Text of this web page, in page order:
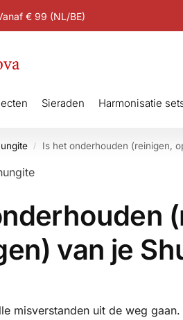
€ 99 (NL/BE)
Sieraden Harmonisatie
/ Is het onderhouden (reinigen,
van je
misverstanden uit de weg